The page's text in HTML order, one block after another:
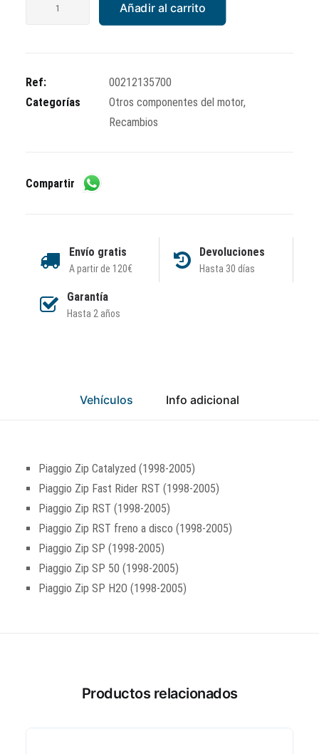
cantidad
Añadir al carrito
Ref:
00212135700
Categorías
Otros componentes del motor,
Recambios
Compartir
Envío gratis
A partir de 120€
Devoluciones
Hasta 30 días
Garantía
Hasta 2 años
Vehículos Info adicional
Piaggio Zip Catalyzed (1998-2005)
Piaggio Zip Fast Rider RST (1998-2005)
Piaggio Zip RST (1998-2005)
Piaggio Zip RST freno a disco (1998-2005)
Piaggio Zip SP (1998-2005)
Piaggio Zip SP 50 (1998-2005)
Piaggio Zip SP H2O (1998-2005)
Productos relacionados